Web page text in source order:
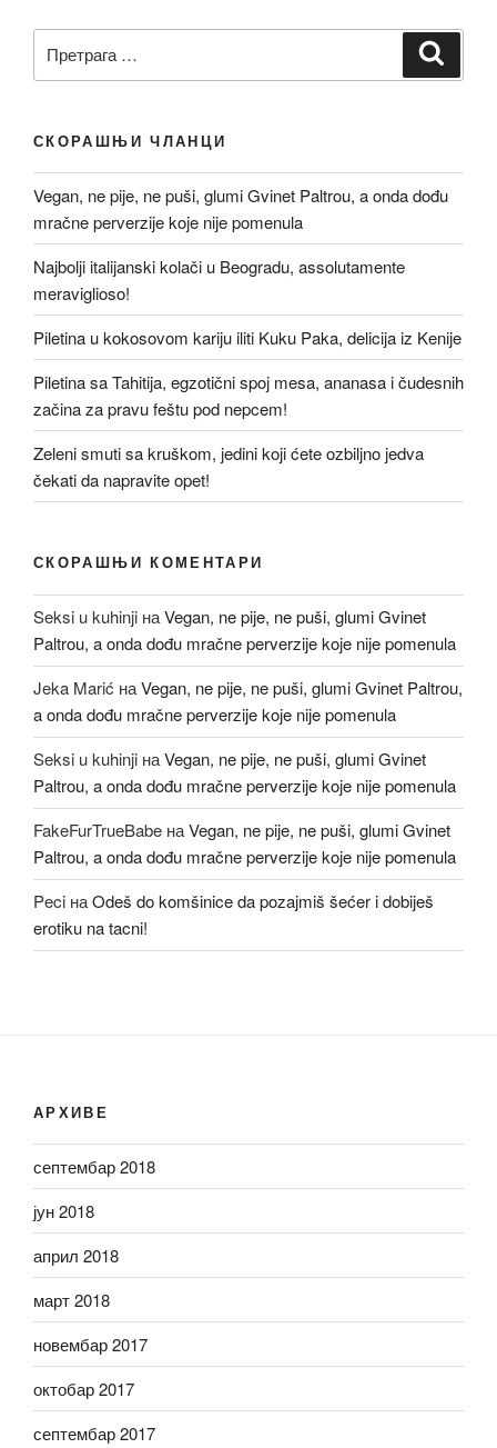
за:
СКОРАШЊИ ЧЛАНЦИ
Vegan, ne pije, ne puši, glumi Gvinet Paltrou, a onda dođu
mračne perverzije koje nije pomenula
Najbolji italijanski kolači u Beogradu, assolutamente
meraviglioso!
Piletina u kokosovom kariju iliti Kuku Paka, delicija iz Kenije
Piletina sa Tahitija, egzotični spoj mesa, ananasa i čudesnih
začina za pravu feštu pod nepcem!
Zeleni smuti sa kruškom, jedini koji ćete ozbiljno jedva
čekati da napravite opet!
СКОРАШЊИ КОМЕНТАРИ
Seksi u kuhinji наVegan, ne pije, ne puši, glumi Gvinet
Paltrou, a onda dođu mračne perverzije koje nije pomenula
Jeka Marić наVegan, ne pije, ne puši, glumi Gvinet Paltrou,
a onda dođu mračne perverzije koje nije pomenula
Seksi u kuhinji наVegan, ne pije, ne puši, glumi Gvinet
Paltrou, a onda dođu mračne perverzije koje nije pomenula
FakeFurTrueBabe наVegan, ne pije, ne puši, glumi Gvinet
Paltrou, a onda dođu mračne perverzije koje nije pomenula
Peci наOdeš do komšinice da pozajmiš šećer i dobiješ
erotiku na tacni!
АРХИВЕ
септембар 2018
јун 2018
април 2018
март 2018
новембар 2017
октобар 2017
септембар 2017